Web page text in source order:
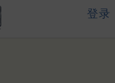
登录